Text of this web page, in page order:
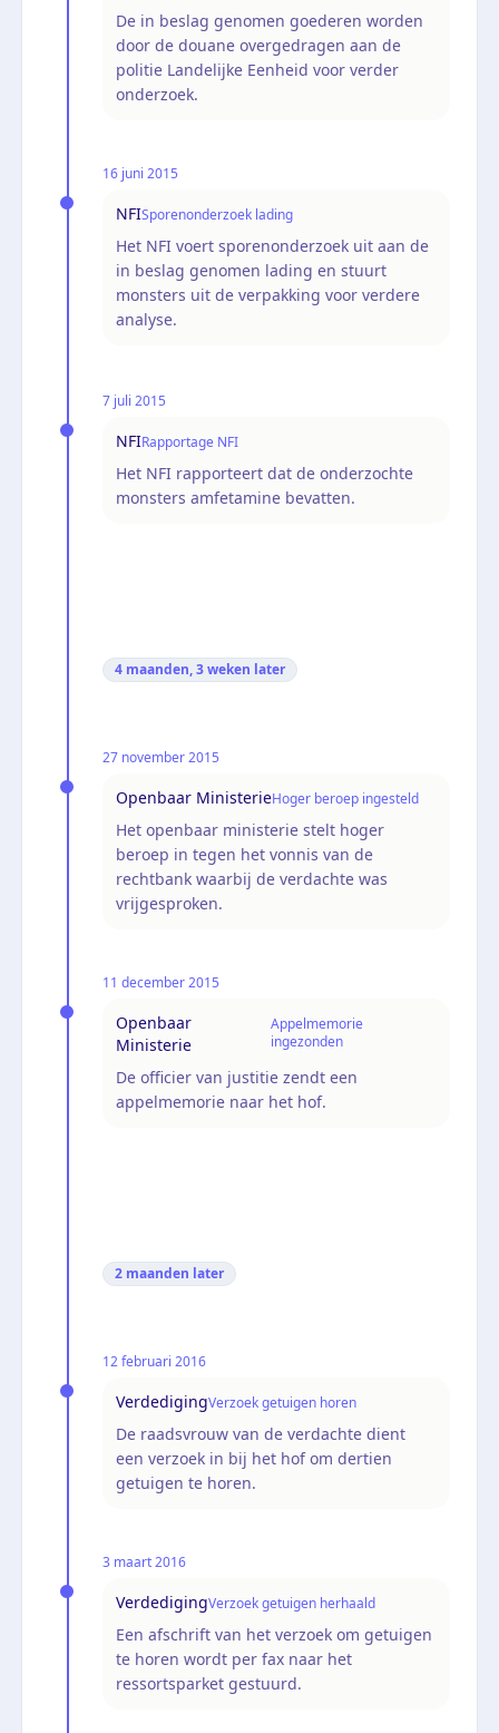
De in beslag genomen goederen worden
door de douane overgedragen aan de
politie Landelijke Eenheid voor verder
onderzoek.
16 juni 2015
NFISporenonderzoek lading
Het NFI voert sporenonderzoek uit aan de
in beslag genomen lading en stuurt
monsters uit de verpakking voor verdere
analyse.
7 juli 2015
NFIRapportage NFI
Het NFI rapporteert dat de onderzochte
monsters amfetamine bevatten.
4 maanden, 3 weken later
27 november 2015
Openbaar MinisterieHoger beroep ingesteld
Het openbaar ministerie stelt hoger
beroep in tegen het vonnis van de
rechtbank waarbij de verdachte was
vrijgesproken.
11 december 2015
Openbaar
Ministerie
Appelmemorie
ingezonden
De officier van justitie zendt een
appelmemorie naar het hof.
2 maanden later
12 februari 2016
VerdedigingVerzoek getuigen horen
De raadsvrouw van de verdachte dient
een verzoek in bij het hof om dertien
getuigen te horen.
3 maart 2016
VerdedigingVerzoek getuigen herhaald
Een afschrift van het verzoek om getuigen
te horen wordt per fax naar het
ressortsparket gestuurd.